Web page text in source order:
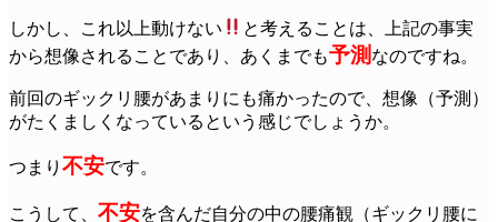
しかし、これ以上動けない
と考えることは、上記の事実
から想像されることであり、あくまでも予測 なのですね。
前回のギックリ腰があまりにも痛かったので、想像（予測）
がたくましくなっているという感じでしょうか。
つまり 不安です。
こうして、 不安を含んだ自分の中の腰痛観（ギックリ腰に